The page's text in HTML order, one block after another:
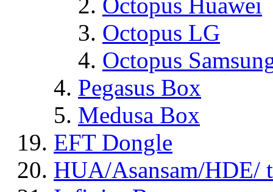
Octopus Huawei
Octopus LG
Octopus
Pegasus Box
Medusa Box
EFT Dongle
HUA/Asansam/HDE/